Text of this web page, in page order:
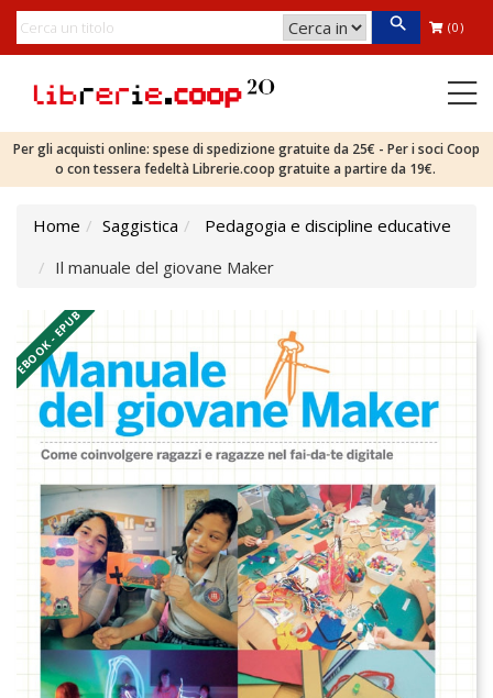
(0)
Per gli acquisti online: spese di spedizione gratuite da 25€ - Per i soci Coop
o con tessera fedeltà Librerie.coop gratuite a partire da 19€.
Home Saggistica
Pedagogia e discipline educative
Il manuale del giovane Maker
EBOOK - EPUB